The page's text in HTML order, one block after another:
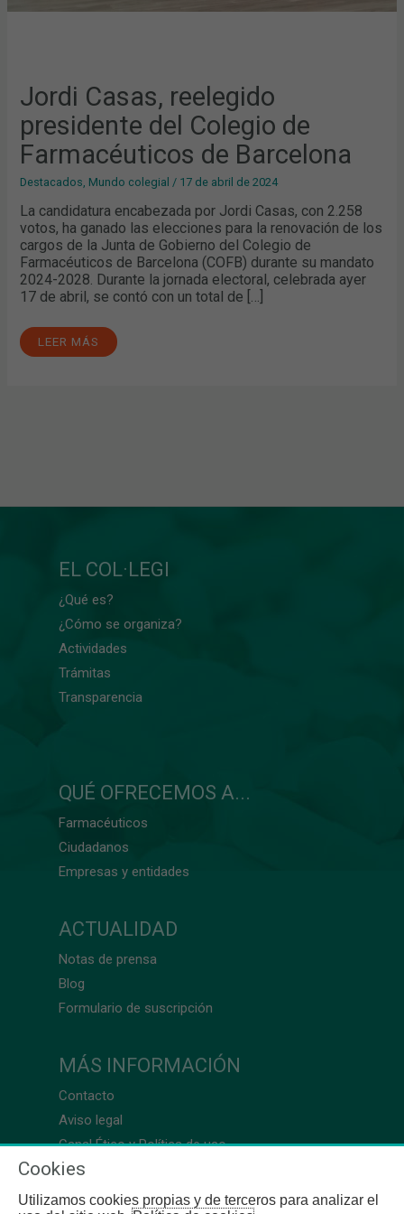
Jordi Casas, reelegido
presidente del Colegio de
Farmacéuticos de Barcelona
Destacados, Mundo colegial / 17 de abril de 2024
La candidatura encabezada por Jordi Casas, con 2.258
votos, ha ganado las elecciones para la renovación de los
cargos de la Junta de Gobierno del Colegio de
Farmacéuticos de Barcelona (COFB) durante su mandato
2024-2028. Durante la jornada electoral, celebrada ayer
17 de abril, se contó con un total de […]
LEER MÁS
EL COL·LEGI
¿Qué es?
¿Cómo se organiza?
Actividades
Trámitas
Transparencia
QUÉ OFRECEMOS A...
Farmacéuticos
Ciudadanos
Empresas y entidades
ACTUALIDAD
Notas de prensa
Blog
Formulario de suscripción
MÁS INFORMACIÓN
Contacto
Aviso legal
Canal Ético y Política de uso
Cookies
Utilizamos cookies propias y de terceros para analizar el